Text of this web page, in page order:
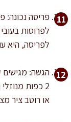
פריסה נכונה:
לפריסה, היא
2 כפות
או רוטב ציר